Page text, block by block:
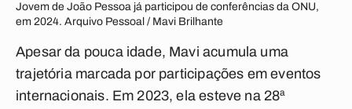
Jovem de João Pessoa já participou de conferências da ONU,
em 2024. Arquivo Pessoal / Mavi Brilhante
Apesar da pouca idade, Mavi acumula uma
trajetória marcada por participações em eventos
internacionais. Em 2023, ela esteve na 28ª